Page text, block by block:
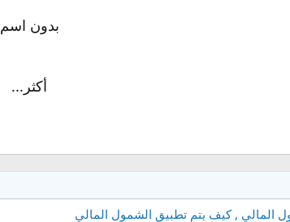
بدون اسم
أكثر...
المالي , كيف يتم تطبيق الشمول المالي